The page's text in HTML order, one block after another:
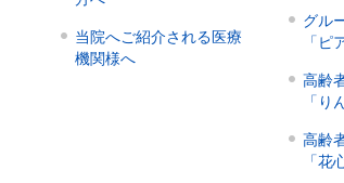
当院へご紹介される医療
機関様へ
グル
「ピ
高齢
「り
高齢
「花